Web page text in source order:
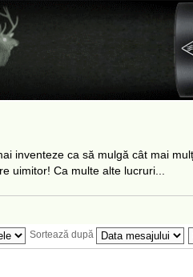
inventeze ca să mulgă cât mai
uimitor! Ca multe alte lucruri...
Sortează după